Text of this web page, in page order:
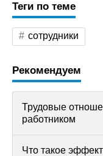
Теги по теме
сотрудники
Рекомендуем
Трудовые
работником
Что такое